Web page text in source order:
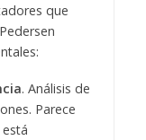
que
. Análisis de
Parece